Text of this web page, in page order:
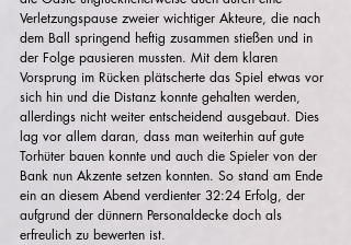
Verletzungspause zweier wichtiger Akteure, die nach
dem Ball springend heftig zusammen stießen und in
der Folge pausieren mussten. Mit dem klaren
Vorsprung im Rücken plätscherte das Spiel etwas vor
sich hin und die Distanz konnte gehalten werden,
allerdings nicht weiter entscheidend ausgebaut. Dies
lag vor allem daran, dass man weiterhin auf gute
Torhüter bauen konnte und auch die Spieler von der
Bank nun Akzente setzen konnten. So stand am Ende
ein an diesem Abend verdienter 32:24 Erfolg, der
aufgrund der dünnern Personaldecke doch als
erfreulich zu bewerten ist.